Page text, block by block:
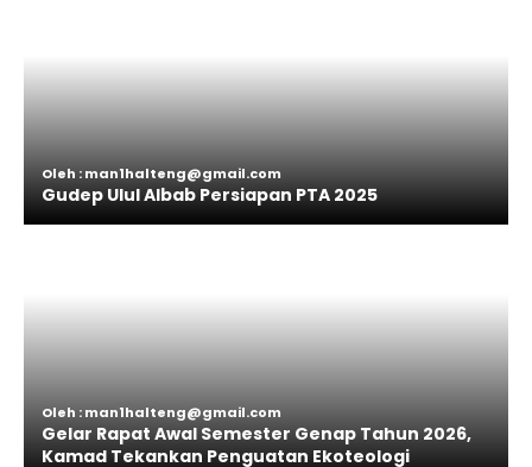
Oleh : man1halteng@gmail.com
Gudep Ulul Albab Persiapan PTA 2025
Oleh : man1halteng@gmail.com
Gelar Rapat Awal Semester Genap Tahun 2026,
Kamad Tekankan Penguatan Ekoteologi